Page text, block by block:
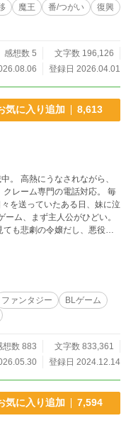
魔王 番/つがい
復興
感想数 5
文字数 196,126
登録日 2026.04.01
気に入り追加 8,613
ら、
レーム専門の電話対応。 毎
を送っていたある日、妹に泣
ム、まず主人公がひどい。
も悲劇の令嬢だし、悪役令
てあげたい……！」 妹と二人
ハートとして転生すること
俺は必ずやアデリナ様とリ
逐してみせよう……！
ファンタジー
BLゲーム
想数 883
文字数 833,361
登録日 2024.12.14
気に入り追加 7,594